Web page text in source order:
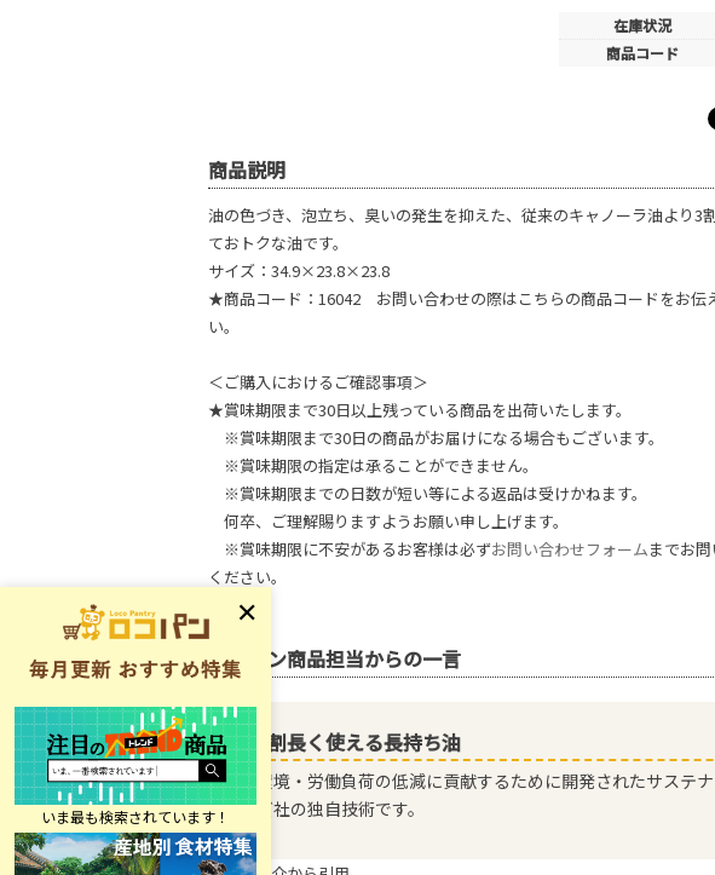
在庫状況
商品コード
商品説明
油の色づき、泡立ち、臭いの発生を抑えた、従来のキャノーラ油より3
ておトクな油です。
サイズ：34.9×23.8×23.8
★商品コード：16042 お問い合わせの際はこちらの商品コードをお伝
い。
＜ご購入におけるご確認事項＞
★賞味期限まで30日以上残っている商品を出荷いたします。
※賞味期限まで30日の商品がお届けになる場合もございます。
※賞味期限の指定は承ることができません。
※賞味期限までの日数が短い等による返品は受けかねます。
何卒、ご理解賜りますようお願い申し上げます。
※賞味期限に不安があるお客様は必ずお問い合わせフォームまでお
ください。
ロコパン商品担当からの一言
3割長く使える長持ち油
環境・労働負荷の低減に貢献するために開発されたサス
ズ社の独自技術です。